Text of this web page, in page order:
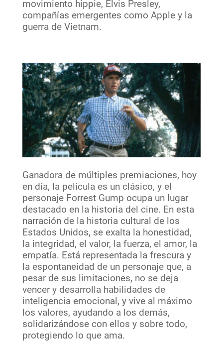
movimiento hippie, Elvis Presley,
compañías emergentes como Apple y la
guerra de Vietnam.
Ganadora de múltiples premiaciones, hoy
en día, la película es un clásico, y el
personaje Forrest Gump ocupa un lugar
destacado en la historia del cine. En esta
narración de la historia cultural de los
Estados Unidos, se exalta la honestidad,
la integridad, el valor, la fuerza, el amor, la
empatía. Está representada la frescura y
la espontaneidad de un personaje que, a
pesar de sus limitaciones, no se deja
vencer y desarrolla habilidades de
inteligencia emocional, y vive al máximo
los valores, ayudando a los demás,
solidarizándose con ellos y sobre todo,
protegiendo lo que ama.